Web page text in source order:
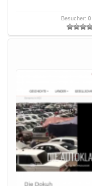
Besucher: 0